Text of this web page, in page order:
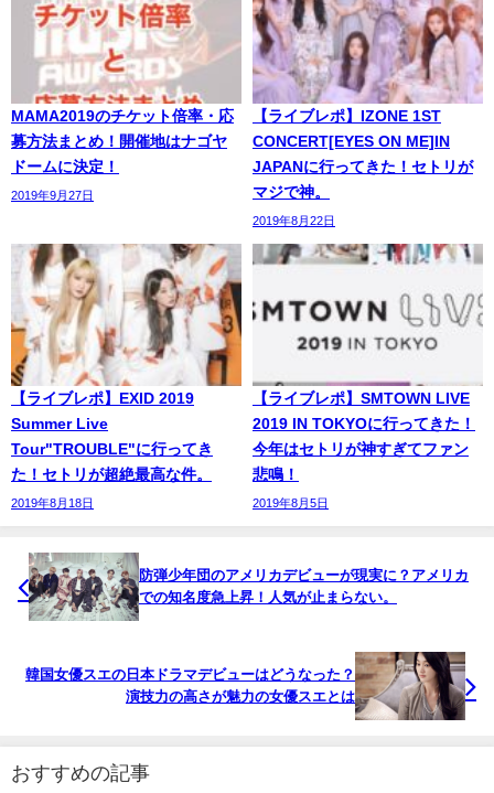
MAMA2019のチケット倍率・応
募方法まとめ！開催地はナゴヤ
ドームに決定！
2019年9月27日
【ライブレポ】IZONE 1ST
CONCERT[EYES ON ME]IN
JAPANに行ってきた！セトリが
マジで神。
2019年8月22日
【ライブレポ】EXID 2019
Summer Live
Tour"TROUBLE"に行ってき
た！セトリが超絶最高な件。
2019年8月18日
【ライブレポ】SMTOWN LIVE
2019 IN TOKYOに行ってきた！
今年はセトリが神すぎてファン
悲鳴！
2019年8月5日
防弾少年団のアメリカデビューが現実に？アメリカ
での知名度急上昇！人気が止まらない。
韓国女優スエの日本ドラマデビューはどうなった？
演技力の高さが魅力の女優スエとは
おすすめの記事